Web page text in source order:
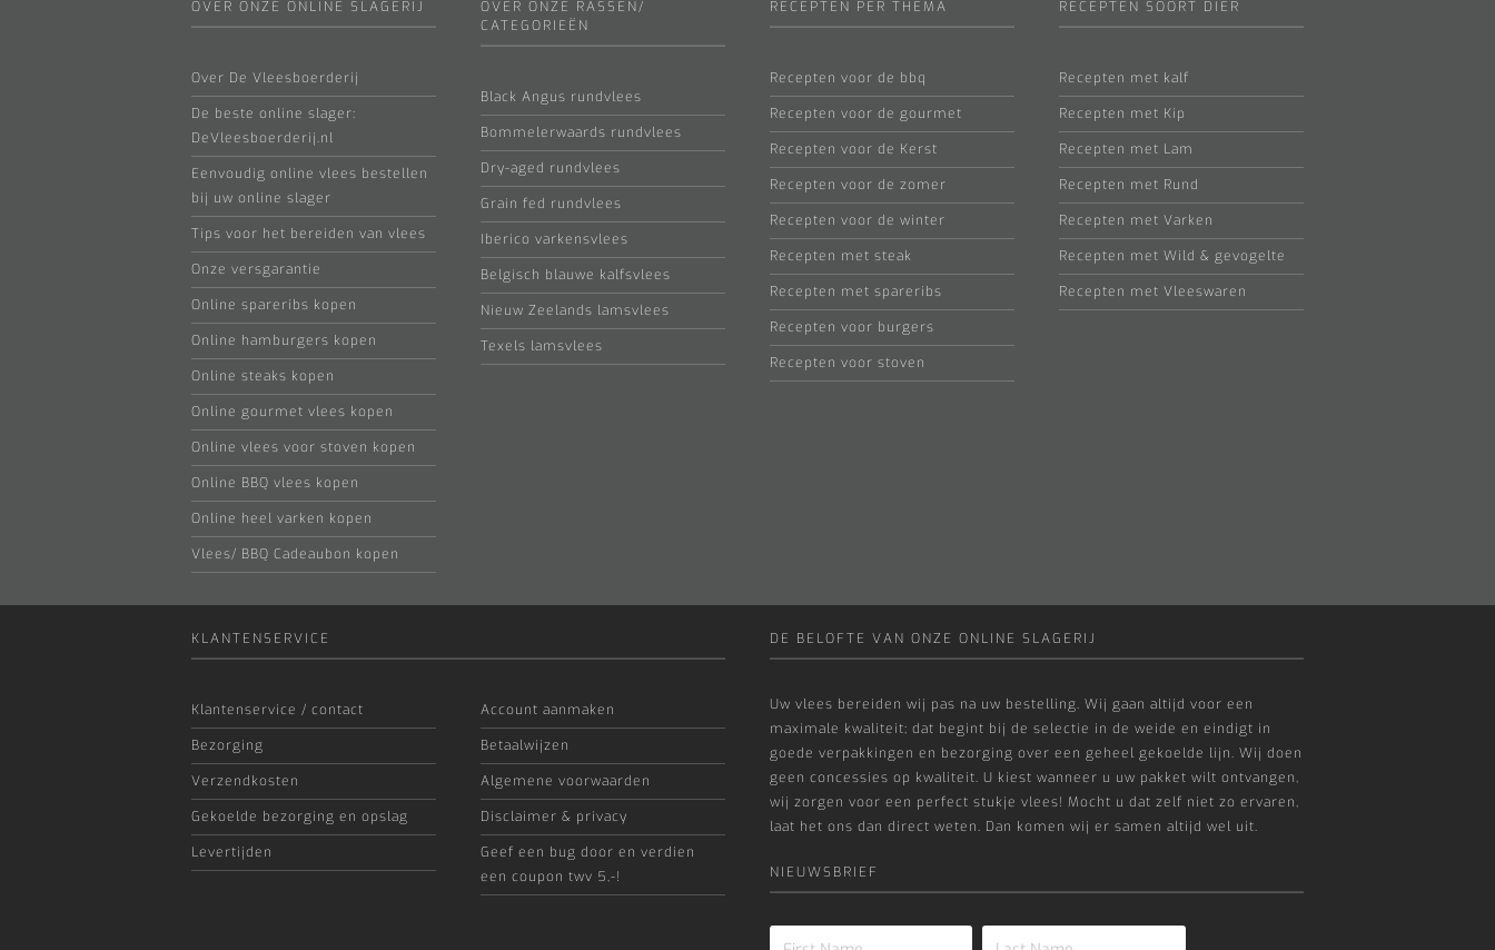
OVER ONZE ONLINE SLAGERIJ
Over De Vleesboerderij
De beste online slager:
DeVleesboerderij.nl
Eenvoudig online vlees bestellen
bij uw online slager
Tips voor het bereiden van vlees
Onze versgarantie
Online spareribs kopen
Online hamburgers kopen
Online steaks kopen
Online gourmet vlees kopen
Online vlees voor stoven kopen
Online BBQ vlees kopen
Online heel varken kopen
Vlees/ BBQ Cadeaubon kopen
OVER ONZE RASSEN/
CATEGORIEËN
Black Angus rundvlees
Bommelerwaards rundvlees
Dry-aged rundvlees
Grain fed rundvlees
Iberico varkensvlees
Belgisch blauwe kalfsvlees
Nieuw Zeelands lamsvlees
Texels lamsvlees
RECEPTEN PER THEMA
Recepten voor de bbq
Recepten voor de gourmet
Recepten voor de Kerst
Recepten voor de zomer
Recepten voor de winter
Recepten met steak
Recepten met spareribs
Recepten voor burgers
Recepten voor stoven
RECEPTEN SOORT DIER
Recepten met kalf
Recepten met Kip
Recepten met Lam
Recepten met Rund
Recepten met Varken
Recepten met Wild & gevogelte
Recepten met Vleeswaren
KLANTENSERVICE
Klantenservice / contact
Bezorging
Verzendkosten
Gekoelde bezorging en opslag
Levertijden
Account aanmaken
Betaalwijzen
Algemene voorwaarden
Disclaimer & privacy
Geef een bug door en verdien
een coupon twv 5,-!
DE BELOFTE VAN ONZE ONLINE SLAGERIJ
Uw vlees bereiden wij pas na uw bestelling. Wij gaan altijd voor een
maximale kwaliteit; dat begint bij de selectie in de weide en eindigt in
goede verpakkingen en bezorging over een geheel gekoelde lijn. Wij doen
geen concessies op kwaliteit. U kiest wanneer u uw pakket wilt ontvangen,
wij zorgen voor een perfect stukje vlees! Mocht u dat zelf niet zo ervaren,
laat het ons dan direct weten. Dan komen wij er samen altijd wel uit.
NIEUWSBRIEF